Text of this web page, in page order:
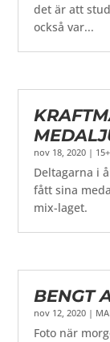
det är att
också var...
nov 18, 2020 |
Deltagarna i
fått sina
mix-laget.
BENGT
nov 12, 2020 |
Foto när